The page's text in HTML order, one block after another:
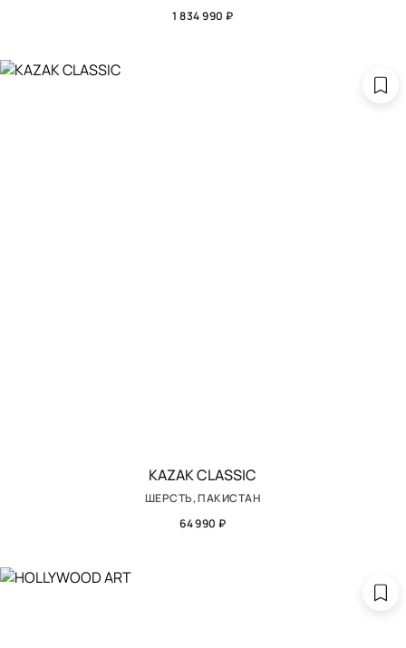
1 834 990 ₽
KAZAK CLASSIC
ШЕРСТЬ, ПАКИСТАН
64 990 ₽